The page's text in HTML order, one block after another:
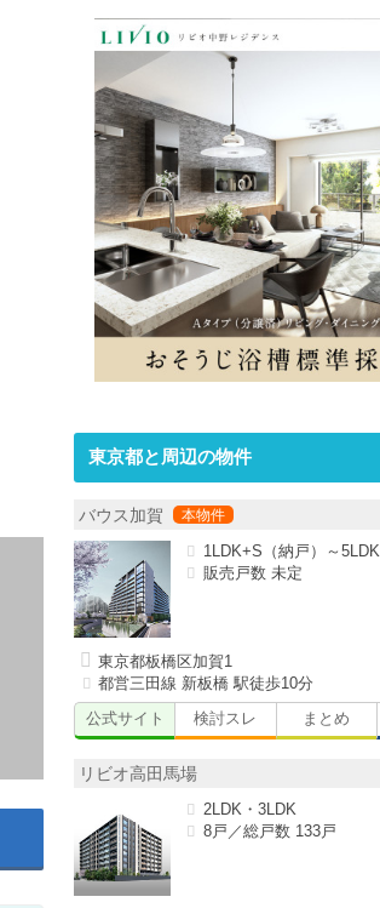
東京都と周辺の物件
バウス加賀
1LDK+S（納戸）～5LDK
販売戸数 未定
東京都板橋区加賀1
都営三田線 新板橋 駅徒歩10分
公式サイト
検討スレ まとめ
リビオ高田馬場
2LDK・3LDK
8戸／総戸数 133戸